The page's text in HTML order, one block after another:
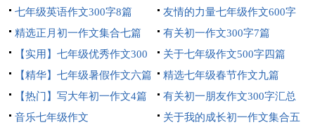
七年级英语作文300字8篇
友情的力量七年级作文600字
精选正月初一作文集合七篇
有关初一作文300字7篇
【实用】七年级优秀作文300
字集锦6篇
关于七年级作文500字四篇
【精华】七年级暑假作文六篇
精选七年级春节作文九篇
【热门】写大年初一作文4篇
有关初一朋友作文300字汇总
六篇
音乐七年级作文 关于我的成长初一作文集合五